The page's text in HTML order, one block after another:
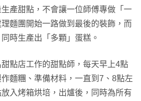
產甜點，不會讓一位師傅專做「一
麵團開始一路做到最後的裝飾，而
時生產出「多顆」蛋糕。
點店工作的甜點師，每天早上4點
麵糰、準備材料，一直到7、8點左
入烤箱烘培，出爐後，同時為所有